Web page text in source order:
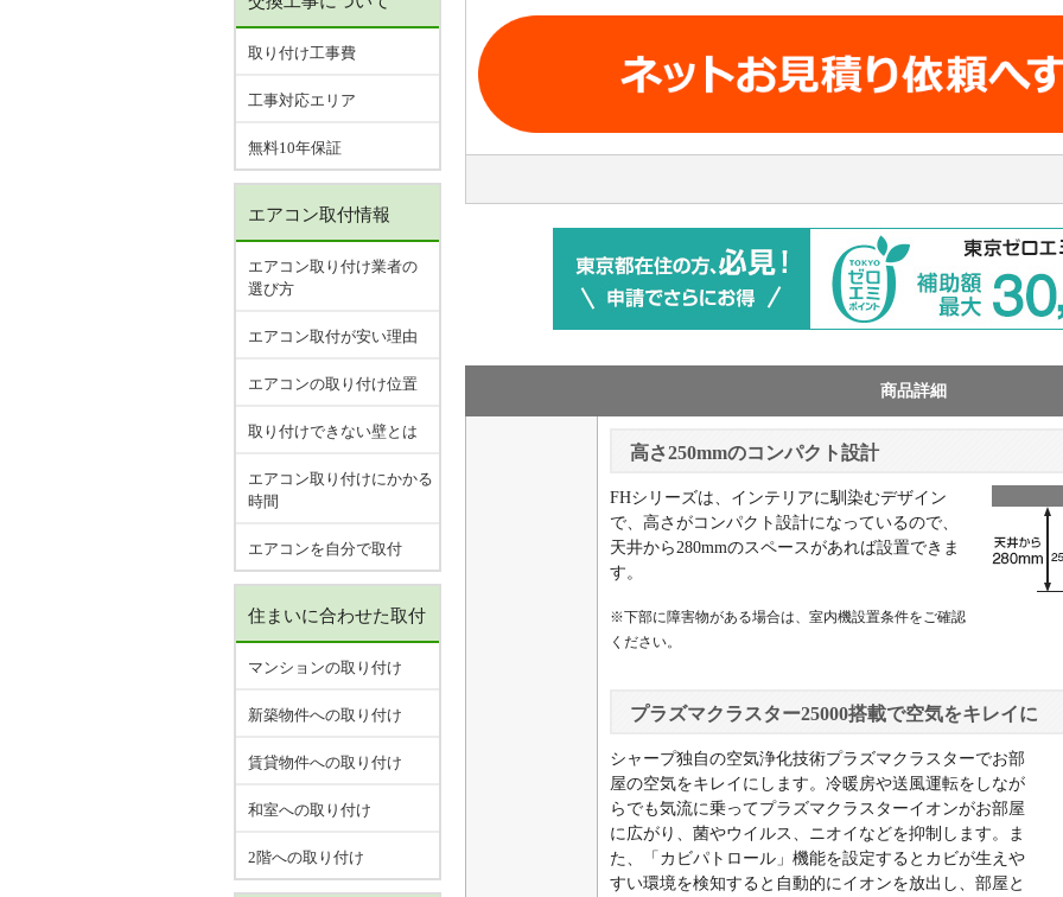
商品詳細
高さ250mmのコンパクト設計
FHシリーズは、インテリアに馴染むデザイン
で、高さがコンパクト設計になっているので、
天井から280mmのスペースがあれば設置できま
す。
※下部に障害物がある場合は、室内機設置条件をご確認
ください。
プラズマクラスター25000搭載で空気をキレイに
シャープ独自の空気浄化技術プラズマクラスターでお部
屋の空気をキレイにします。冷暖房や送風運転をしなが
らでも気流に乗ってプラズマクラスターイオンがお部屋
に広がり、菌やウイルス、ニオイなどを抑制します。ま
た、「カビパトロール」機能を設定するとカビが生えや
すい環境を検知すると自動的にイオンを放出し、部屋と
取り付け工事費
工事対応エリア
無料10年保証
エアコン取付情報
エアコン取り付け業者の
選び方
エアコン取付が安い理由
エアコンの取り付け位置
取り付けできない壁とは
エアコン取り付けにかかる
時間
エアコンを自分で取付
住まいに合わせた取付
マンションの取り付け
新築物件への取り付け
賃貸物件への取り付け
和室への取り付け
2階への取り付け